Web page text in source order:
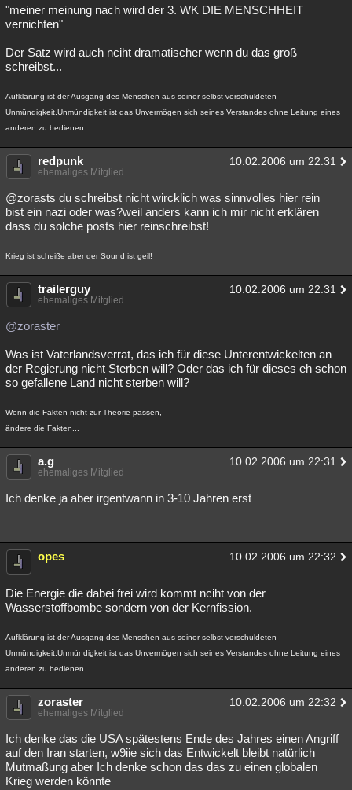
"meiner meinung nach wird der 3. WK DIE MENSCHHEIT
vernichten"
Der Satz wird auch nciht dramatischer wenn du das groß
schreibst...
Aufklärung ist der Ausgang des Menschen aus seiner selbst verschuldeten
Unmündigkeit.Unmündigkeit ist das Unvermögen sich seines Verstandes ohne Leitung eines
anderen zu bedienen.
redpunk 10.02.2006 um 22:31
ehemaliges Mitglied
@zorasts du schreibst nicht wircklich was sinnvolles hier rein
bist ein nazi oder was?weil anders kann ich mir nicht erklären
dass du solche posts hier reinschreibst!
Krieg ist scheiße aber der Sound ist geil!
trailerguy 10.02.2006 um 22:31
ehemaliges Mitglied
@zoraster
Was ist Vaterlandsverrat, das ich für diese Unterentwickelten an
der Regierung nicht Sterben will? Oder das ich für dieses eh schon
so gefallene Land nicht sterben will?
Wenn die Fakten nicht zur Theorie passen,
ändere die Fakten...
a.g 10.02.2006 um 22:31
ehemaliges Mitglied
Ich denke ja aber irgentwann in 3-10 Jahren erst
opes 10.02.2006 um 22:32
Die Energie die dabei frei wird kommt nciht von der
Wasserstoffbombe sondern von der Kernfission.
Aufklärung ist der Ausgang des Menschen aus seiner selbst verschuldeten
Unmündigkeit.Unmündigkeit ist das Unvermögen sich seines Verstandes ohne Leitung eines
anderen zu bedienen.
zoraster 10.02.2006 um 22:32
ehemaliges Mitglied
Ich denke das die USA spätestens Ende des Jahres einen Angriff
auf den Iran starten, w9iie sich das Entwickelt bleibt natürlich
Mutmaßung aber Ich denke schon das das zu einen globalen
Krieg werden könnte